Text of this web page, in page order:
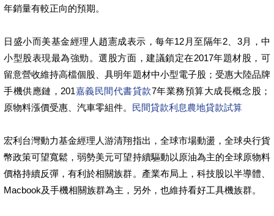
年銷量有較正向的預期。
日盛小而美基金經理人趙憲成表示，每年12月至隔年2、3月，中
小型股表現最為強勁。選股方面，建議鎖定在2017年題材股，可
留意營收維持高檔個股、具明年題材中小型電子股；受惠大陸品牌
手機供應鏈，201嘉義民間代書貸款7年業務預算大成長概念股；
原物料漲價受惠、汽車零組件。 民間貸款利息農地貸款試算
宏利台灣動力基金經理人游清翔指出，全球市場動盪，全球央行貨
幣政策可望寬鬆，弱勢美元可望持續驅動以原油為主的全球原物料
價格持續反彈，有利於相關族群。產業布局上，科技股以半導體、
Macbook及手機相關族群為主，另外，也維持看好工具機族群。